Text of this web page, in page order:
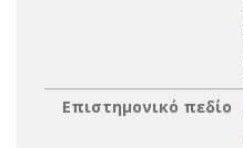
Επιστημονικό πεδίο